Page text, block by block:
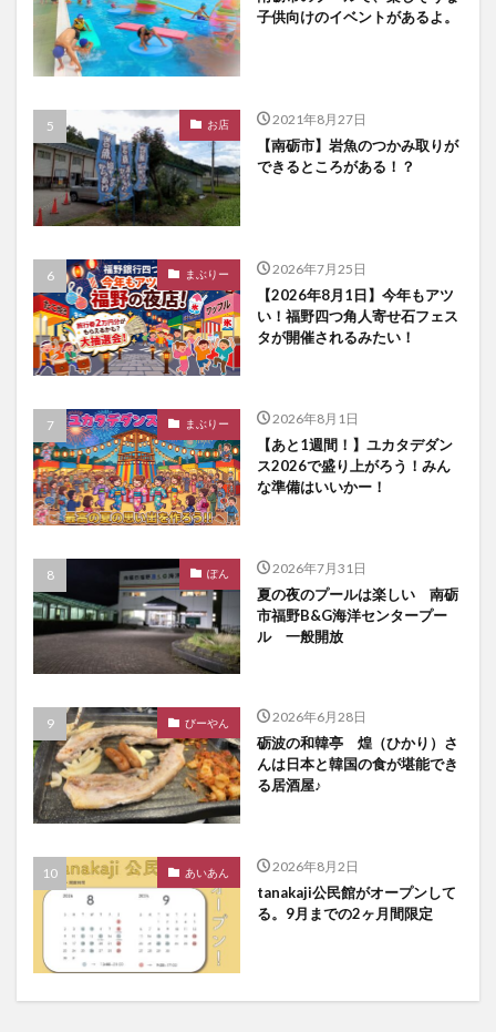
子供向けのイベントがあるよ。
お店 2021年8月27日
【南砺市】岩魚のつかみ取りが
できるところがある！？
まぶりー 2026年7月25日
【2026年8月1日】今年もアツ
い！福野四つ角人寄せ石フェス
タが開催されるみたい！
まぶりー 2026年8月1日
【あと1週間！】ユカタデダン
ス2026で盛り上がろう！みん
な準備はいいかー！
ぽん 2026年7月31日
夏の夜のプールは楽しい 南砺
市福野B&G海洋センタープー
ル 一般開放
びーやん 2026年6月28日
砺波の和韓亭 煌（ひかり）さ
んは日本と韓国の食が堪能でき
る居酒屋♪
あいあん 2026年8月2日
tanakaji公民館がオープンして
る。9月までの2ヶ月間限定